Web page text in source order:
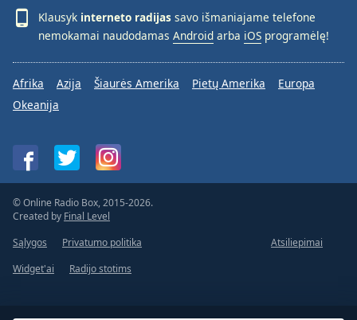
Klausyk interneto radijas savo išmaniajame telefone
nemokamai naudodamas Android arba iOS programėlę!
Afrika Azija Šiaurės Amerika Pietų Amerika
Europa
Okeanija
© Online Radio Box, 2015-2026.
Created by Final Level
Sąlygos
Privatumo politika
Atsiliepimai
Widget'ai
Radijo stotims